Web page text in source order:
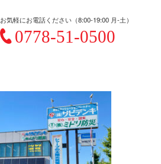
お気軽にお電話ください（8:00-19:00 月-土）